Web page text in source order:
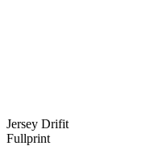
Jersey Drifit
Fullprint